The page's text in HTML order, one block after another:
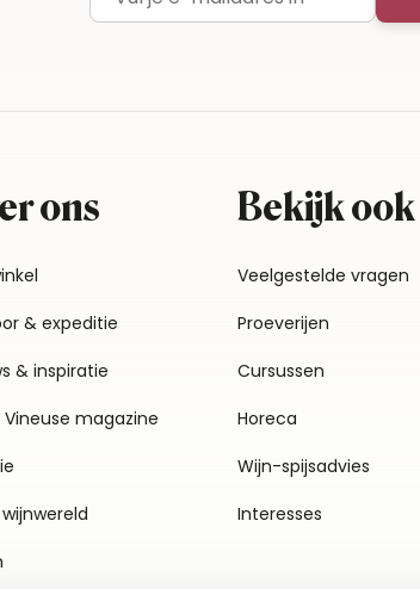
E-mailadres
ons
& expeditie
& inspiratie
Vineuse magazine
Bekijk ook
Veelgestelde vragen
Proeverijen
Cursussen
Horeca
Wijn-spijsadvies
Interesses